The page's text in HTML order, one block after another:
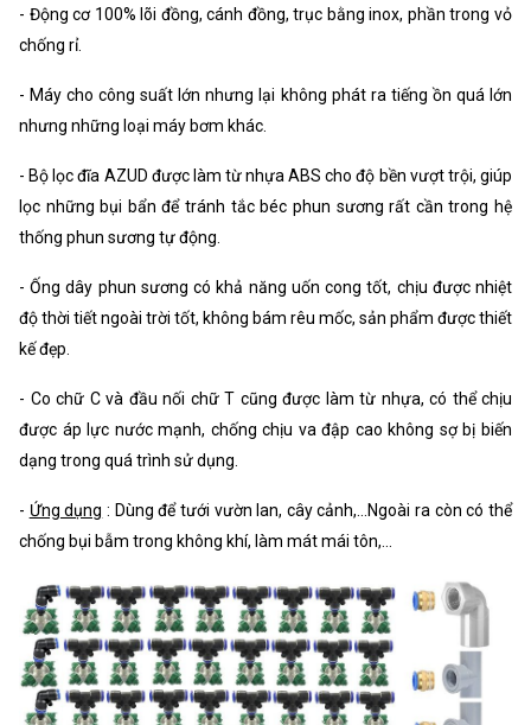
- Động cơ 100% lõi đồng, cánh đồng, trục bằng inox, phần trong vỏ
chống rỉ.
- Máy cho công suất lớn nhưng lại không phát ra tiếng ồn quá lớn
nhưng những loại máy bơm khác.
- Bộ lọc đĩa AZUD được làm từ nhựa ABS cho độ bền vượt trội, giúp
lọc những bụi bẩn để tránh tắc béc phun sương rất cần trong hệ
thống phun sương tự động.
- Ống dây phun sương có khả năng uốn cong tốt, chịu được nhiệt
độ thời tiết ngoài trời tốt, không bám rêu mốc, sản phẩm được thiết
kế đẹp.
- Co chữ C và đầu nối chữ T cũng được làm từ nhựa, có thể chịu
được áp lực nước mạnh, chống chịu va đập cao không sợ bị biến
dạng trong quá trình sử dụng.
- Ứng dụng : Dùng để tưới vườn lan, cây cảnh,...Ngoài ra còn có thể
chống bụi bẫm trong không khí, làm mát mái tôn,...